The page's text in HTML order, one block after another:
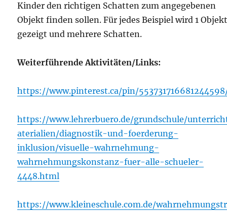
Kinder den richtigen Schatten zum angegebenen
Objekt finden sollen. Für jedes Beispiel wird 1
gezeigt und mehrere Schatten.
Weiterführende Aktivitäten/Links:
https://www.pinterest.ca/pin/
https://www.lehrerbuero.de/grundschule/
aterialien/diagnostik-und-foerderung-
inklusion/visuelle-wahrnehmung-
wahrnehmungskonstanz-fuer-alle-schueler-
4448.html
https://www.kleineschule.com.de/